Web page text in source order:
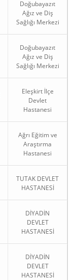
Doğubayazıt
Ağız ve Diş
Sağlığı Merkezi
Doğubayazıt
Ağız ve Diş
Sağlığı Merkezi
Eleşkirt İlçe
Devlet
Hastanesi
Ağrı Eğitim ve
Araştırma
Hastanesi
TUTAK DEVLET
HASTANESİ
DİYADİN
DEVLET
HASTANESİ
DİYADİN
DEVLET
HASTANESİ